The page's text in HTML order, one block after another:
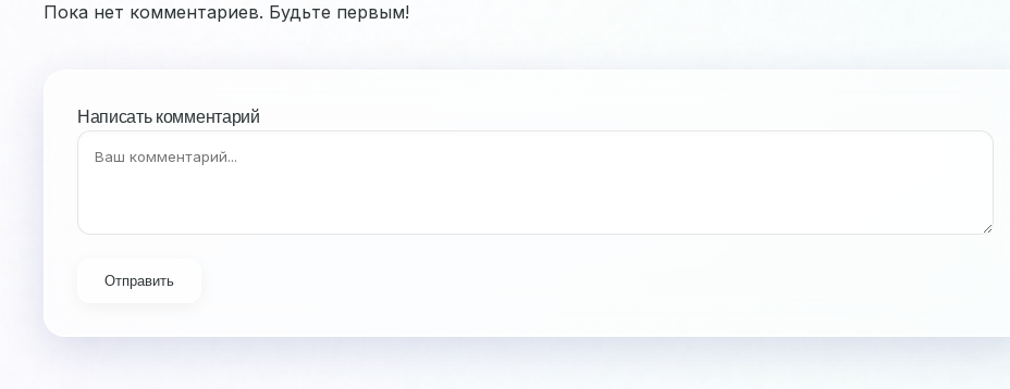
Пока нет комментариев. Будьте первым!
Написать комментарий
Отправить